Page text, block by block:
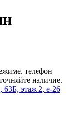
телефон
наличие.
63Б, этаж 2, е-26